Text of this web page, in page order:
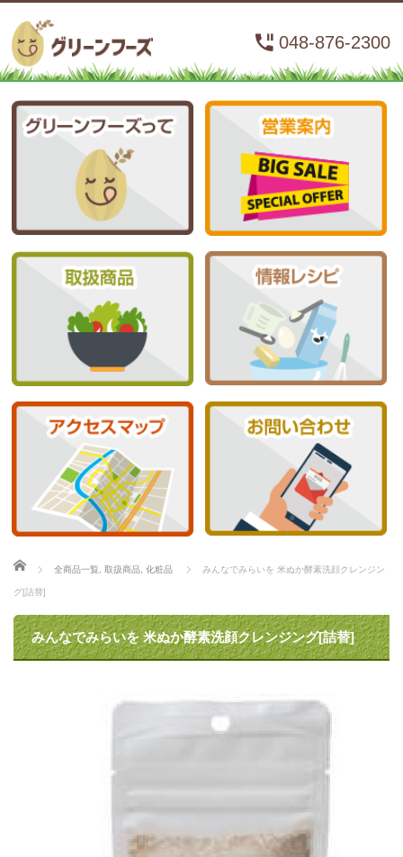
048-876-2300
ホーム
全商品一覧 取扱商品 化粧品 みんなでみらいを 米ぬか酵素洗顔クレンジン
グ[詰替]
みんなでみらいを 米ぬか酵素洗顔クレンジング[詰替]